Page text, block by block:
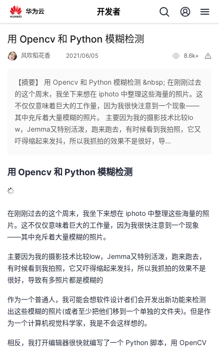
开发者
返
个
人
页
我
开
发
者
我
的
博
我
的
我
的
开
发
者
学
堂
我
的
Programs
我
的
支
持
我
用 Opencv 和 Python 模糊检测
风吹稻花香 2021/06/05 8.6k+
【摘要】 用 Opencv 和 Python 模糊检测 &nbsp; 在刚刚过去
的这个周末，我坐下来想在 iphoto 中整理这些海量的照片。这
不仅仅意味着巨大的工作量，因为我很快注意到一个现象——
其中充斥着大量模糊的照片。 主要因为我的摄影技术比较lo
w，Jemma又特别活泼，跑来跑去，有时候看到我拍照，它又
吓得缩起来发抖，所以我抓拍的效果不是很好，导...
用 Opencv 和 Python 模糊检测
在刚刚过去的这个周末，我坐下来想在 iphoto 中整理这些海量的照
片。这不仅仅意味着巨大的工作量，因为我很快注意到一个现象
——其中充斥着大量模糊的照片。
主要因为我的摄影技术比较low，Jemma又特别活泼，跑来跑去，
有时候看到我拍照，它又吓得缩起来发抖，所以我抓拍的效果不是
很好，导致有多照片都是模糊的
作为一个普通人，我可能会想软件设计者们会开发出新功能来检测
出这些模糊的照片(或者至少把他们移到一个单独的文件夹)。但是作
为一个计算机视觉科学家，我是不会这样想的。
相反，我打开编辑器很快就编写了一个 Python 脚本，用 OpenCV